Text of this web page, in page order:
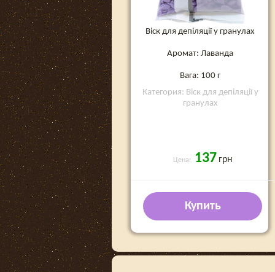
Віск для депіляції у гранулах
Аромат: Лаванда
Вага: 100 г
Категория: Віск для депіляції у
гранулах
Цена: 137 грн
Купить